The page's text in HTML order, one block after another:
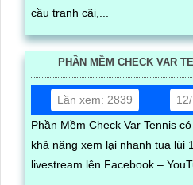
cầu tranh cãi,...
PHẦN MỀM CHECK VAR
Lần xem: 2839
Phần Mềm Check Var Tennis
khả năng xem lại nhanh tua lùi
livestream lên Facebook –